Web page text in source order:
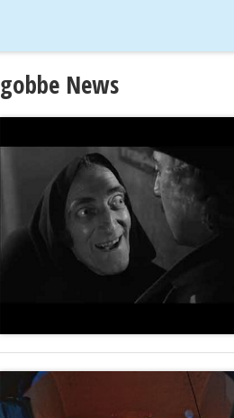
gobbe News